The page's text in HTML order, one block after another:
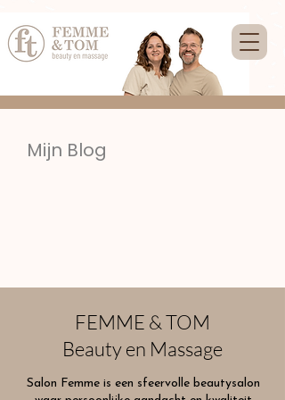
Mijn Blog
FEMME & TOM
Beauty en Massage
Salon Femme is een sfeervolle beautysalon